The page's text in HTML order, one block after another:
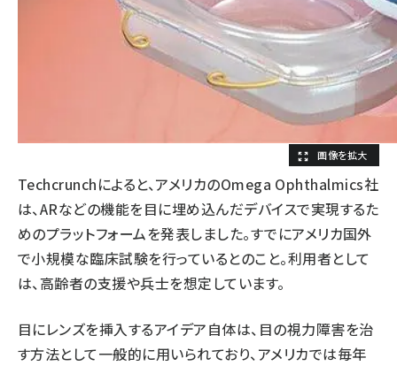
Techcrunchによると、アメリカのOmega Ophthalmics社
は、ARなどの機能を目に埋め込んだデバイスで実現するた
めのプラットフォームを発表しました。すでにアメリカ国外
で小規模な臨床試験を行っているとのこと。利用者として
は、高齢者の支援や兵士を想定しています。
目にレンズを挿入するアイデア自体は、目の視力障害を治
す方法として一般的に用いられており、アメリカでは毎年